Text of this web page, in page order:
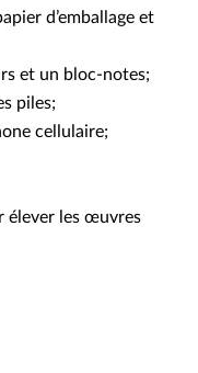
d’emballage et
et un bloc-notes;
piles;
cellulaire;
élever les œuvres